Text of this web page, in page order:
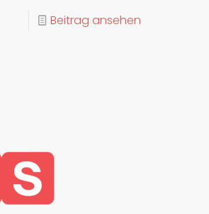
Beitrag ansehen